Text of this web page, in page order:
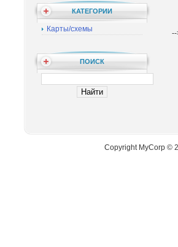
КАТЕГОРИИ
Карты/схемы
ПОИСК
--
Copyright MyCorp ©